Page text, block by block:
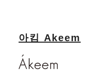
아킴 Akeem